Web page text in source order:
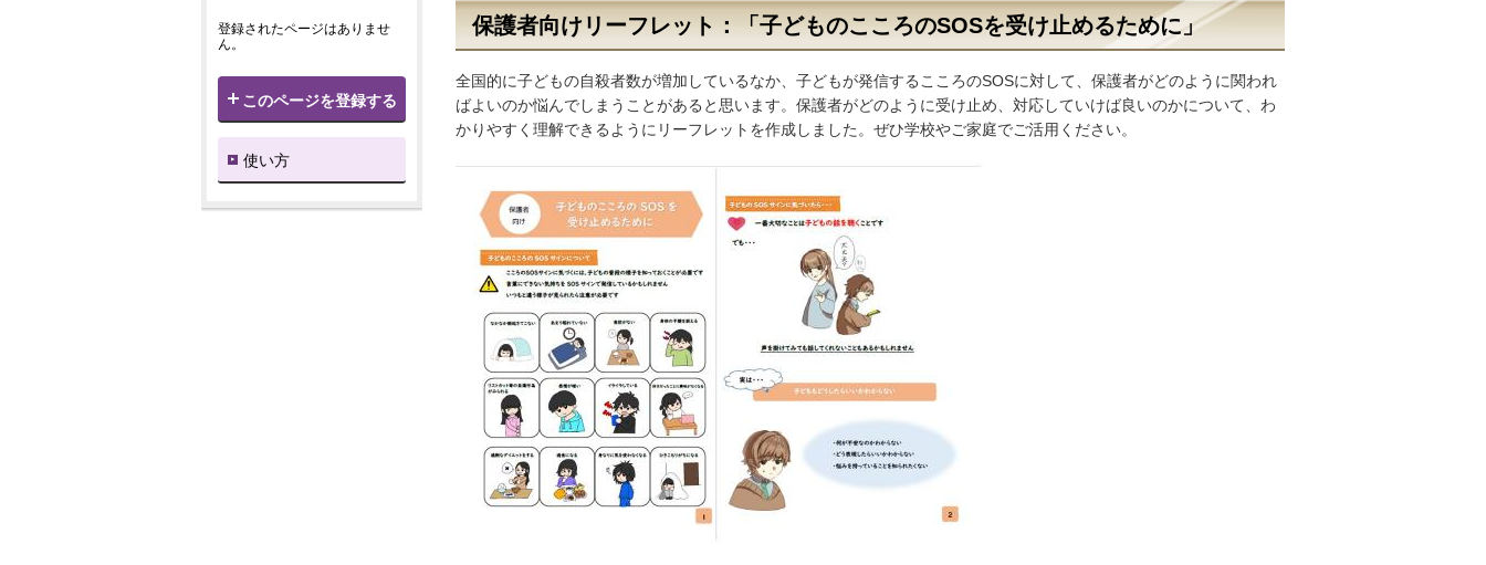
登録されたページはありませ
ん。
このページを登録する
使い方
保護者向けリーフレット：「子どものこころのSOSを受け止めるために」
全国的に子どもの自殺者数が増加しているなか、子どもが発信するこころのSOSに対して、保護者がどのように関われ
ばよいのか悩んでしまうことがあると思います。保護者がどのように受け止め、対応していけば良いのかについて、わ
かりやすく理解できるようにリーフレットを作成しました。ぜひ学校やご家庭でご活用ください。